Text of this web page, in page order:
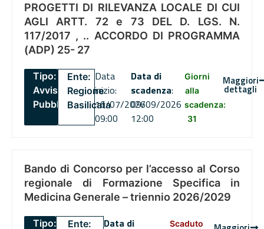
PROGETTI DI RILEVANZA LOCALE DI CUI
AGLI ARTT. 72 e 73 DEL D. LGS. N.
117/2017 , .. ACCORDO DI PROGRAMMA
(ADP) 25- 27
Tipo:
Avviso
Pubblico
Ente:
Regione
Basilicata
Data
inizio:
16/07/2026
09:00
Data di
scadenza:
09/09/2026
12:00
Giorni
alla
scadenza:
31
Maggiori
dettagli
Bando di Concorso per l’accesso al Corso
regionale di Formazione Specifica in
Medicina Generale – triennio 2026/2029
Tipo:
Ente:
Data di
Scaduto